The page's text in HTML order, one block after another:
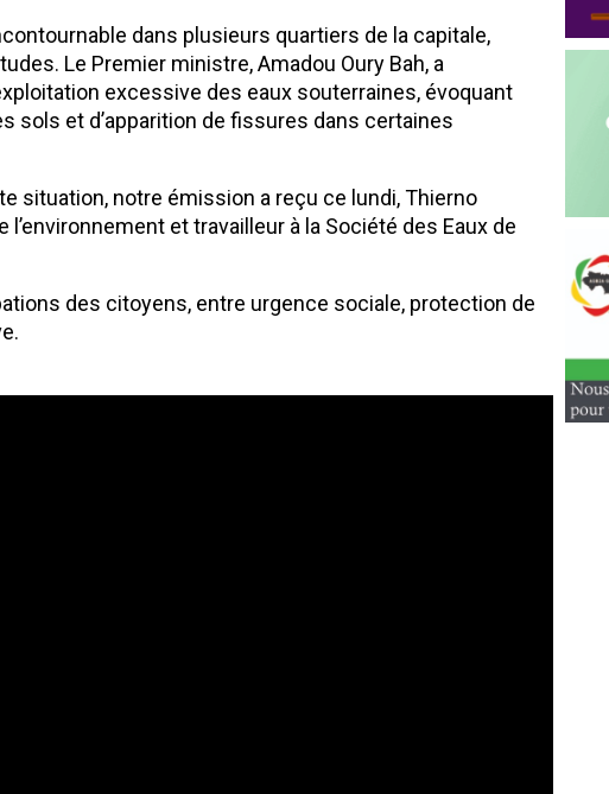
dans plusieurs quartiers de la capitale,
Le Premier ministre, Amadou Oury Bah, a
excessive des eaux souterraines, évoquant
sols et d’apparition de fissures dans certaines
situation, notre émission a reçu ce lundi, Thierno
et travailleur à la Société des Eaux de
des citoyens, entre urgence sociale, protection de